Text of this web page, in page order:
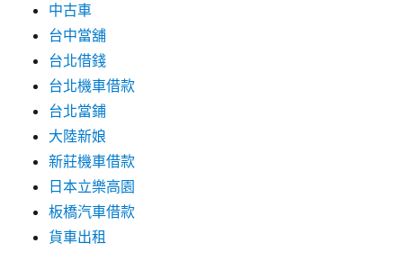
中古車
台中當舖
台北借錢
台北機車借款
台北當鋪
大陸新娘
新莊機車借款
日本立樂高園
板橋汽車借款
貨車出租